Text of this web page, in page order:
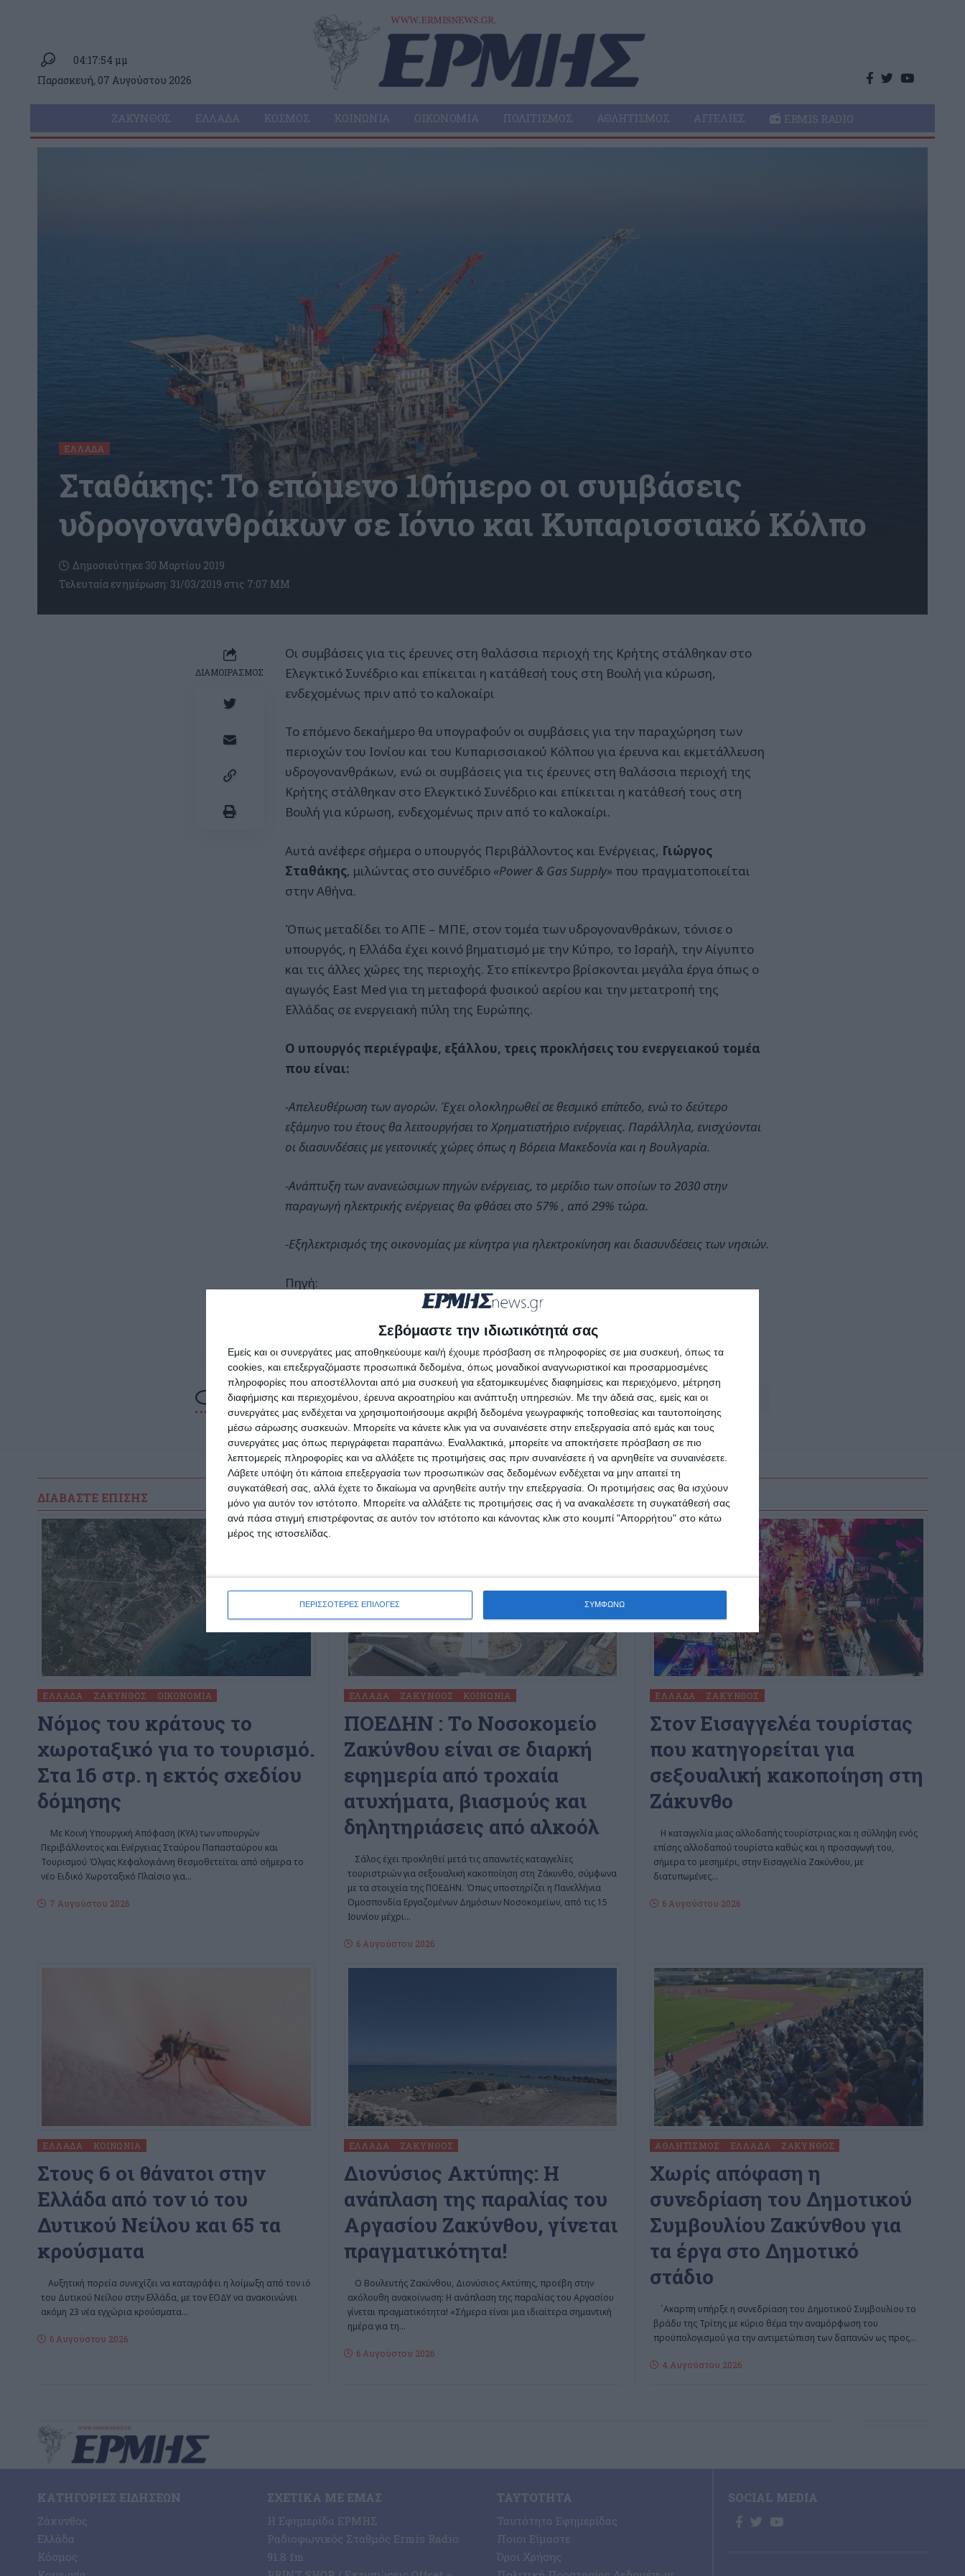
Σεβόμαστε την ιδιωτικότητά σας
Εμείς και οι συνεργάτες μας αποθηκεύουμε και/ή έχουμε πρόσβαση σε πληροφορίες σε μια συσκευή, όπως τα
cookies, και επεξεργαζόμαστε προσωπικά δεδομένα, όπως μοναδικοί αναγνωριστικοί και προσαρμοσμένες
πληροφορίες που αποστέλλονται από μια συσκευή για εξατομικευμένες διαφημίσεις και περιεχόμενο, μέτρηση
διαφήμισης και περιεχομένου, έρευνα ακροατηρίου και ανάπτυξη υπηρεσιών. Με την άδειά σας, εμείς και οι
συνεργάτες μας ενδέχεται να χρησιμοποιήσουμε ακριβή δεδομένα γεωγραφικής τοποθεσίας και ταυτοποίησης
μέσω σάρωσης συσκευών. Μπορείτε να κάνετε κλικ για να συναινέσετε στην επεξεργασία από εμάς και τους
συνεργάτες μας όπως περιγράφεται παραπάνω. Εναλλακτικά, μπορείτε να αποκτήσετε πρόσβαση σε πιο
λεπτομερείς πληροφορίες και να αλλάξετε τις προτιμήσεις σας πριν συναινέσετε ή να αρνηθείτε να συναινέσετε.
Λάβετε υπόψη ότι κάποια επεξεργασία των προσωπικών σας δεδομένων ενδέχεται να μην απαιτεί τη
συγκατάθεσή σας, αλλά έχετε το δικαίωμα να αρνηθείτε αυτήν την επεξεργασία. Οι προτιμήσεις σας θα ισχύουν
μόνο για αυτόν τον ιστότοπο. Μπορείτε να αλλάξετε τις προτιμήσεις σας ή να ανακαλέσετε τη συγκατάθεσή σας
ανά πάσα στιγμή επιστρέφοντας σε αυτόν τον ιστότοπο και κάνοντας κλικ στο κουμπί "Απορρήτου" στο κάτω
μέρος της ιστοσελίδας.
ΠΕΡΙΣΣΟΤΕΡΕΣ ΕΠΙΛΟΓΕΣ ΣΥΜΦΩΝΩ
04:17:54 μμ
Παρασκευή, 07 Αυγούστου 2026
ΖΆΚΥΝΘΟΣ ΕΛΛΆΔΑ ΚΌΣΜΟΣ ΚΟΙΝΩΝΊΑ ΟΙΚΟΝΟΜΊΑ ΠΟΛΙΤΙΣΜΌΣ ΑΘΛΗΤΙΣΜΌΣ ΑΓΓΕΛΊΕΣ ERMIS RADIO
ΕΛΛΆΔΑ
Σταθάκης: Το επόμενο 10ήμερο οι συμβάσεις
υδρογονανθράκων σε Ιόνιο και Κυπαρισσιακό Κόλπο
Τελευταία ενημέρωση: 31/03/2019 στις 7:07 ΜΜ
Δημοσιεύτηκε 30 Μαρτίου 2019
ΔΙΑΜΟΙΡΑΣΜΟΣ
Οι συμβάσεις για τις έρευνες στη θαλάσσια περιοχή της Κρήτης στάλθηκαν στο
Ελεγκτικό Συνέδριο και επίκειται η κατάθεσή τους στη Βουλή για κύρωση,
ενδεχομένως πριν από το καλοκαίρι
Το επόμενο δεκαήμερο θα υπογραφούν οι συμβάσεις για την παραχώρηση των
περιοχών του Ιονίου και του Κυπαρισσιακού Κόλπου για έρευνα και εκμετάλλευση
υδρογονανθράκων, ενώ οι συμβάσεις για τις έρευνες στη θαλάσσια περιοχή της
Κρήτης στάλθηκαν στο Ελεγκτικό Συνέδριο και επίκειται η κατάθεσή τους στη
Βουλή για κύρωση, ενδεχομένως πριν από το καλοκαίρι.
Αυτά ανέφερε σήμερα ο υπουργός Περιβάλλοντος και Ενέργειας, Γιώργος
Σταθάκης, μιλώντας στο συνέδριο «Power & Gas Supply» που πραγματοποιείται
στην Αθήνα.
Όπως μεταδίδει το ΑΠΕ – ΜΠΕ, στον τομέα των υδρογονανθράκων, τόνισε ο
υπουργός, η Ελλάδα έχει κοινό βηματισμό με την Κύπρο, το Ισραήλ, την Αίγυπτο
και τις άλλες χώρες της περιοχής. Στο επίκεντρο βρίσκονται μεγάλα έργα όπως ο
αγωγός East Med για τη μεταφορά φυσικού αερίου και την μετατροπή της
Ελλάδας σε ενεργειακή πύλη της Ευρώπης.
Ο υπουργός περιέγραψε, εξάλλου, τρεις προκλήσεις του ενεργειακού τομέα
που είναι:
-Απελευθέρωση των αγορών. Έχει ολοκληρωθεί σε θεσμικό επίπεδο, ενώ το δεύτερο
εξάμηνο του έτους θα λειτουργήσει το Χρηματιστήριο ενέργειας. Παράλληλα, ενισχύονται
οι διασυνδέσεις με γειτονικές χώρες όπως η Βόρεια Μακεδονία και η Βουλγαρία.
-Ανάπτυξη των ανανεώσιμων πηγών ενέργειας, το μερίδιο των οποίων το 2030 στην
παραγωγή ηλεκτρικής ενέργειας θα φθάσει στο 57% , από 29% τώρα.
-Εξηλεκτρισμός της οικονομίας με κίνητρα για ηλεκτροκίνηση και διασυνδέσεις των νησιών.
Πηγή:
http://www.avgi.gr/article/10951/9718582/g-stathakes-to-epomeno-10emero-oi-
symbaseis-ydrogonanthrakon-se-ionio-kai-kyparissiako-kolpo
1 Σχόλιο
ΔΙΑΒΆΣΤΕ ΕΠΊΣΗΣ
ΕΛΛΆΔΑ ΖΆΚΥΝΘΟΣ ΟΙΚΟΝΟΜΊΑ
Nόμος του κράτους το
χωροταξικό για το τουρισμό.
Στα 16 στρ. η εκτός σχεδίου
δόμησης
Με Κοινή Υπουργική Απόφαση (ΚΥΑ) των υπουργών
Περιβάλλοντος και Ενέργειας Σταύρου Παπασταύρου και
Τουρισμού Όλγας Κεφαλογιάννη θεσμοθετείται από σήμερα το
νέο Ειδικό Χωροταξικό Πλαίσιο για…
7 Αυγούστου 2026
ΕΛΛΆΔΑ ΖΆΚΥΝΘΟΣ ΚΟΙΝΩΝΊΑ
ΠΟΕΔΗΝ : To Νοσοκομείο
Ζακύνθου είναι σε διαρκή
εφημερία από τροχαία
ατυχήματα, βιασμούς και
δηλητηριάσεις από αλκοόλ
Σάλος έχει προκληθεί μετά τις απανωτές καταγγελίες
τουριστριών για σεξουαλική κακοποίηση στη Ζάκυνθο, σύμφωνα
με τα στοιχεία της ΠΟΕΔΗΝ. Όπως υποστηρίζει η Πανελλήνια
Ομοσπονδία Εργαζομένων Δημόσιων Νοσοκομείων, από τις 15
Ιουνίου μέχρι…
6 Αυγούστου 2026
ΕΛΛΆΔΑ ΖΆΚΥΝΘΟΣ
Στον Εισαγγελέα τουρίστας
που κατηγορείται για
σεξουαλική κακοποίηση στη
Ζάκυνθο
Η καταγγελία μιας αλλοδαπής τουρίστριας και η σύλληψη ενός
επίσης αλλοδαπού τουρίστα καθώς και η προσαγωγή του,
σήμερα το μεσημέρι, στην Εισαγγελία Ζακύνθου, με
διατυπωμένες…
6 Αυγούστου 2026
ΕΛΛΆΔΑ ΚΟΙΝΩΝΊΑ
Στους 6 οι θάνατοι στην
Ελλάδα από τον ιό του
Δυτικού Νείλου και 65 τα
κρούσματα
Αυξητική πορεία συνεχίζει να καταγράφει η λοίμωξη από τον ιό
του Δυτικού Νείλου στην Ελλάδα, με τον ΕΟΔΥ να ανακοινώνει
ακόμη 23 νέα εγχώρια κρούσματα…
6 Αυγούστου 2026
ΕΛΛΆΔΑ ΖΆΚΥΝΘΟΣ
Διονύσιος Ακτύπης: Η
ανάπλαση της παραλίας του
Αργασίου Ζακύνθου, γίνεται
πραγματικότητα!
Ο Βουλευτής Ζακύνθου, Διονύσιος Ακτύπης, προέβη στην
ακόλουθη ανακοίνωση: Η ανάπλαση της παραλίας του Αργασίου
γίνεται πραγματικότητα! «Σήμερα είναι μια ιδιαίτερα σημαντική
ημέρα για τη…
6 Αυγούστου 2026
ΑΘΛΗΤΙΣΜΌΣ ΕΛΛΆΔΑ ΖΆΚΥΝΘΟΣ
Χωρίς απόφαση η
συνεδρίαση του Δημοτικού
Συμβουλίου Ζακύνθου για
τα έργα στο Δημοτικό
στάδιο
΄Aκαρπη υπήρξε η συνεδρίαση του Δημοτικού Συμβουλίου το
βράδυ της Τρίτης με κύριο θέμα την αναμόρφωση του
προϋπολογισμού για την αντιμετώπιση των δαπανών ως προς…
4 Αυγούστου 2026
ΚΑΤΗΓΟΡΊΕΣ ΕΙΔΉΣΕΩΝ
Ζάκυνθος
Ελλάδα
Κόσμος
ΣΧΕΤΙΚΆ ΜΕ ΕΜΆΣ
Η Εφημερίδα ΕΡΜΗΣ
Ραδιοφωνικός Σταθμός Ermis Radio
91.8 fm
ΤΑΥΤΌΤΗΤΑ
Ταυτότητα Εφημερίδας
Ποιοι Είμαστε
Όροι Χρήσης
SOCIAL MEDIA